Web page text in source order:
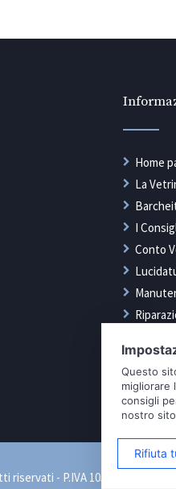
Home
La
I
Conto
- P.IVA 10500400964 -